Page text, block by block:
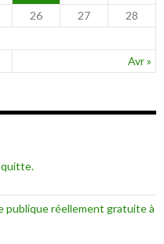
Avr »
26 27
28
quitte.
publique réellement gratuite à